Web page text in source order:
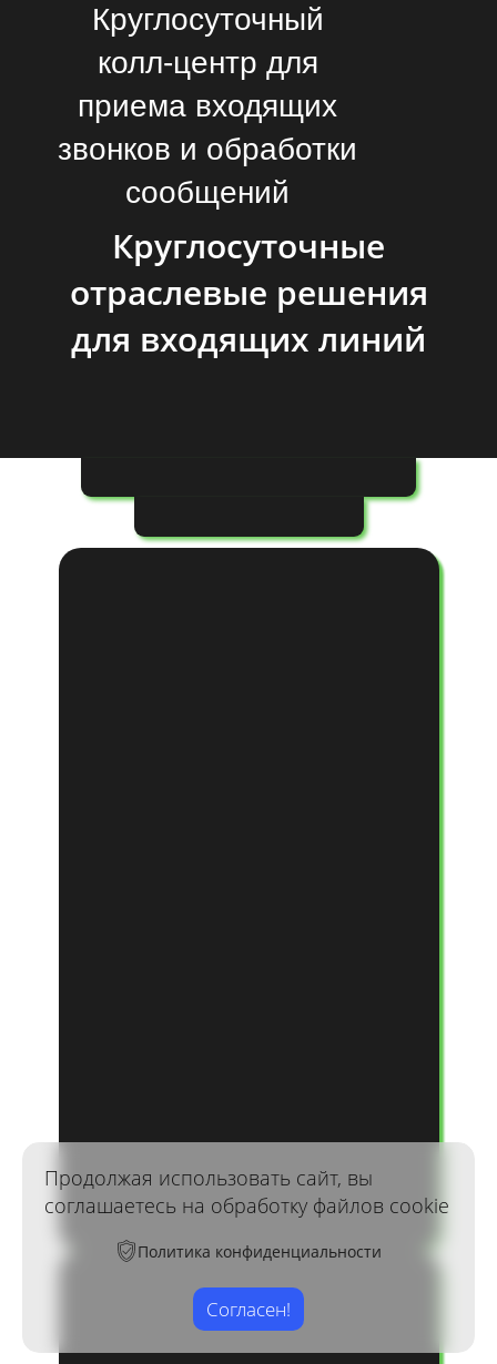
Круглосуточный
колл-центр для
приема входящих
звонков и обработки
сообщений
интегрированный с
вашей CRM
Создается для
предпринимателей которым
важна своевременная
Входящий телемаркетинг
Круглосуточные
отраслевые решения
для входящих линий
Продолжая использовать сайт, вы
соглашаетесь на обработку файлов cookie
Политика конфиденциальности
Согласен!